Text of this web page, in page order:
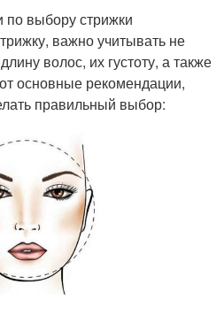
выбору стрижки
важно учитывать не
волос, их густоту, а также
основные рекомендации,
правильный выбор: